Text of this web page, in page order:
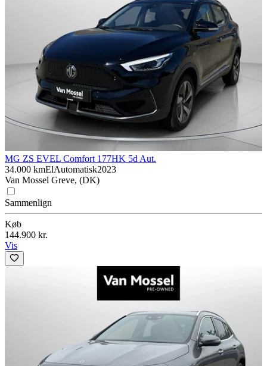
MG ZS EVEL Comfort 177HK 5d Aut.
34.000 kmElAutomatisk2023
Van Mossel Greve, (DK)
Sammenlign
Køb
144.900 kr.
Vis